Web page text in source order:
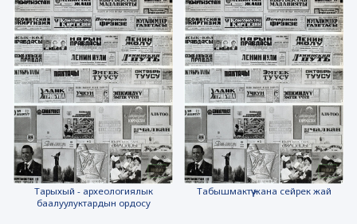
Тарыхый - археологиялык
баалуулуктардын ордосу
Табышмактүү жана сейрек жай